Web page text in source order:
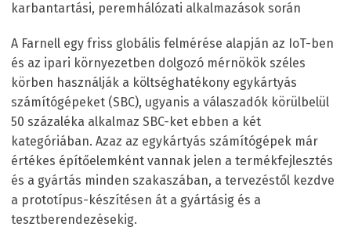
karbantartási, peremhálózati alkalmazások során
A Farnell egy friss globális felmérése alapján az IoT-ben
és az ipari környezetben dolgozó mérnökök széles
körben használják a költséghatékony egykártyás
számítógépeket (SBC), ugyanis a válaszadók körülbelül
50 százaléka alkalmaz SBC-ket ebben a két
kategóriában. Azaz az egykártyás számítógépek már
értékes építőelemként vannak jelen a termékfejlesztés
és a gyártás minden szakaszában, a tervezéstől kezdve
a prototípus-készítésen át a gyártásig és a
tesztberendezésekig.